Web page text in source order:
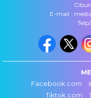
E-mail :
Facebook.com
Tiktok.com